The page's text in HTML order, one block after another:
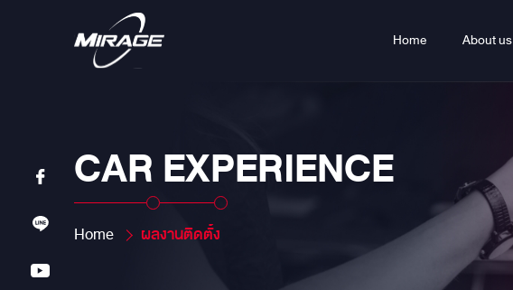
Home About us
CAR EXPERIENCE
Home ผลงานติดตั้ง